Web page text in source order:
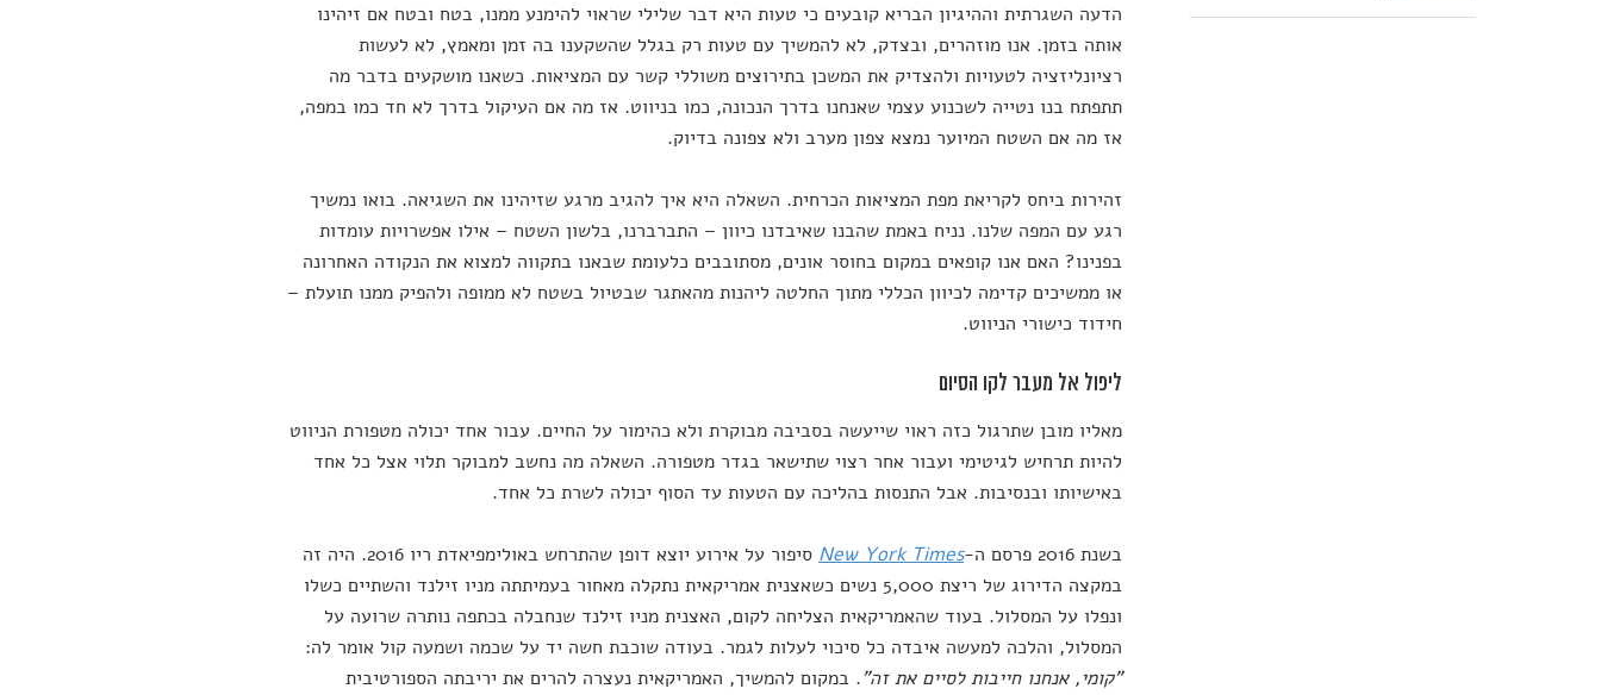
הדעה השגרתית וההיגיון הבריא קובעים כי טעות היא דבר שלילי שראוי להימנע ממנו, בטח ובטח אם זיהינו
אותה בזמן. אנו מוזהרים, ובצדק, לא להמשיך עם טעות רק בגלל שהשקענו בה זמן ומאמץ, לא לעשות
רציונליזציה לטעויות ולהצדיק את המשכן בתירוצים משוללי קשר עם המציאות. כשאנו מושקעים בדבר מה
תתפתח בנו נטייה לשכנוע עצמי שאנחנו בדרך הנכונה, כמו בניווט. אז מה אם העיקול בדרך לא חד כמו במפה,
אז מה אם השטח המיוער נמצא צפון מערב ולא צפונה בדיוק.
זהירות ביחס לקריאת מפת המציאות הכרחית. השאלה היא איך להגיב מרגע שזיהינו את השגיאה. בואו נמשיך
רגע עם המפה שלנו. נניח באמת שהבנו שאיבדנו כיוון – התברברנו, בלשון השטח – אילו אפשרויות עומדות
בפנינו? האם אנו קופאים במקום בחוסר אונים, מסתובבים כלעומת שבאנו בתקווה למצוא את הנקודה האחרונה
או ממשיכים קדימה לכיוון הכללי מתוך החלטה ליהנות מהאתגר שבטיול בשטח לא ממופה ולהפיק ממנו תועלת –
חידוד כישורי הניווט.
ליפול אל מעבר לקו הסיום
מאליו מובן שתרגול כזה ראוי שייעשה בסביבה מבוקרת ולא כהימור על החיים. עבור אחד יכולה מטפורת הניווט
להיות תרחיש לגיטימי ועבור אחר רצוי שתישאר בגדר מטפורה. השאלה מה נחשב למבוקר תלוי אצל כל אחד
באישיותו ובנסיבות. אבל התנסות בהליכה עם הטעות עד הסוף יכולה לשרת כל אחד.
בשנת 2016 פרסם ה- New York Times
סיפור על אירוע יוצא דופן שהתרחש באולימפיאדת ריו 2016. היה זה
במקצה הדירוג של ריצת 5,000 נשים כשאצנית אמריקאית נתקלה מאחור בעמיתתה מניו זילנד והשתיים כשלו
ונפלו על המסלול. בעוד שהאמריקאית הצליחה לקום, האצנית מניו זילנד שנחבלה בכתפה נותרה שרועה על
המסלול, והלכה למעשה איבדה כל סיכוי לעלות לגמר. בעודה שוכבת חשה יד על שכמה ושמעה קול אומר לה:
"קומי, אנחנו חייבות לסיים את זה". במקום להמשיך, האמריקאית נעצרה להרים את יריבתה הספורטיבית